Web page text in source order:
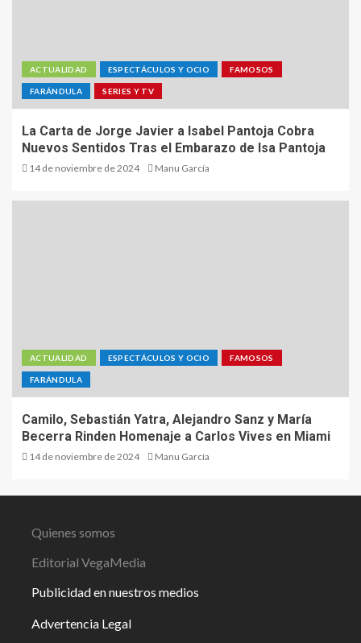
ACTUALIDAD ESPECTÁCULOS Y OCIO FAMOSOS
FARÁNDULA SERIES Y TV
La Carta de Jorge Javier a Isabel Pantoja Cobra
Nuevos Sentidos Tras el Embarazo de Isa Pantoja
14 de noviembre de 2024 Manu García
ACTUALIDAD ESPECTÁCULOS Y OCIO FAMOSOS
FARÁNDULA
Camilo, Sebastián Yatra, Alejandro Sanz y María
Becerra Rinden Homenaje a Carlos Vives en Miami
14 de noviembre de 2024 Manu García
Quienes somos
Editorial VegaMedia
Publicidad en nuestros medios
Advertencia Legal